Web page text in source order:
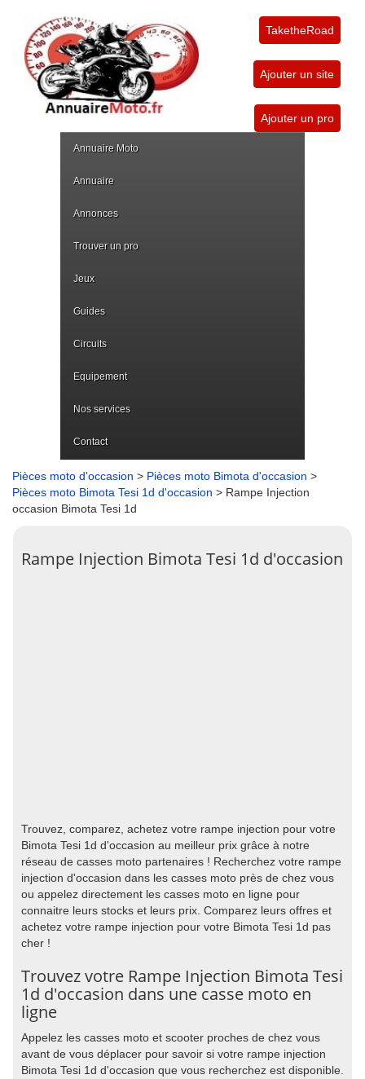
TaketheRoad
Ajouter un site
Ajouter un pro
Annuaire Moto
Annuaire
Annonces
Trouver un pro
Jeux
Guides
Circuits
Equipement
Nos services
Contact
Pièces moto d'occasion > Pièces moto Bimota d'occasion >
Pièces moto Bimota Tesi 1d d'occasion > Rampe Injection
occasion Bimota Tesi 1d
Rampe Injection Bimota Tesi 1d d'occasion
Trouvez, comparez, achetez votre rampe injection pour votre
Bimota Tesi 1d d'occasion au meilleur prix grâce à notre
réseau de casses moto partenaires ! Recherchez votre rampe
injection d'occasion dans les casses moto près de chez vous
ou appelez directement les casses moto en ligne pour
connaitre leurs stocks et leurs prix. Comparez leurs offres et
achetez votre rampe injection pour votre Bimota Tesi 1d pas
cher !
Trouvez votre Rampe Injection Bimota Tesi
1d d'occasion dans une casse moto en
ligne
Appelez les casses moto et scooter proches de chez vous
avant de vous déplacer pour savoir si votre rampe injection
Bimota Tesi 1d d'occasion que vous recherchez est disponible.